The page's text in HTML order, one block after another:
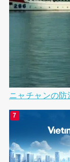
ニャチャンの